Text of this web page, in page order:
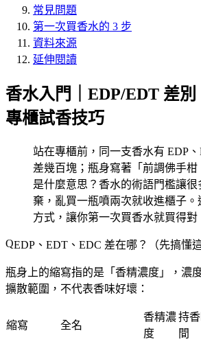
常見問題
第一次買香水的 3 步
資料來源
延伸閱讀
香水入門｜EDP/EDT 差
專櫃試香技巧
站在專櫃前，同一支香水有 EDP
差幾百塊；瓶身寫著「前調佛手柑
是什麼意思？香水的術語門檻讓
棄，亂買一瓶噴兩次就收進櫃子。
方式，讓你第一次買香水就買得對
EDP、EDT、EDC 差在哪？（先搞懂這
瓶身上的縮寫指的是「香精濃度」，濃
擴散範圍 ，不代表香味好壞：
縮寫 全名
香精濃
度
持
間